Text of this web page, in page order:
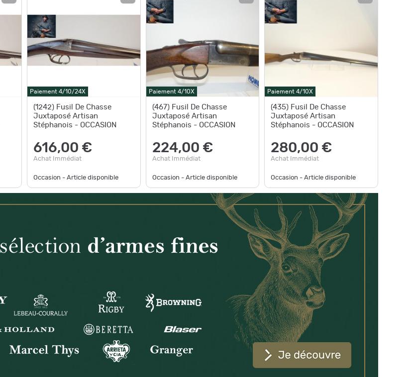
Paiement 4/10/24X
(1242) Fusil De Chasse
Juxtaposé Artisan
Stéphanois - OCCASION
616,00 €
Achat Immédiat
Occasion - Article disponible
Paiement 4/10X
(467) Fusil De Chasse
Juxtaposé Artisan
Stéphanois - OCCASION
224,00 €
Achat Immédiat
Occasion - Article disponible
Paiement 4/10X
(435) Fusil De Chasse
Juxtaposé Artisan
Stéphanois - OCCASION
280,00 €
Achat Immédiat
Occasion - Article disponible